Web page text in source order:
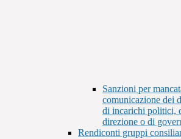
Sanzioni per
comunicazione dei
di incarichi politici,
direzione o di
Rendiconti gruppi